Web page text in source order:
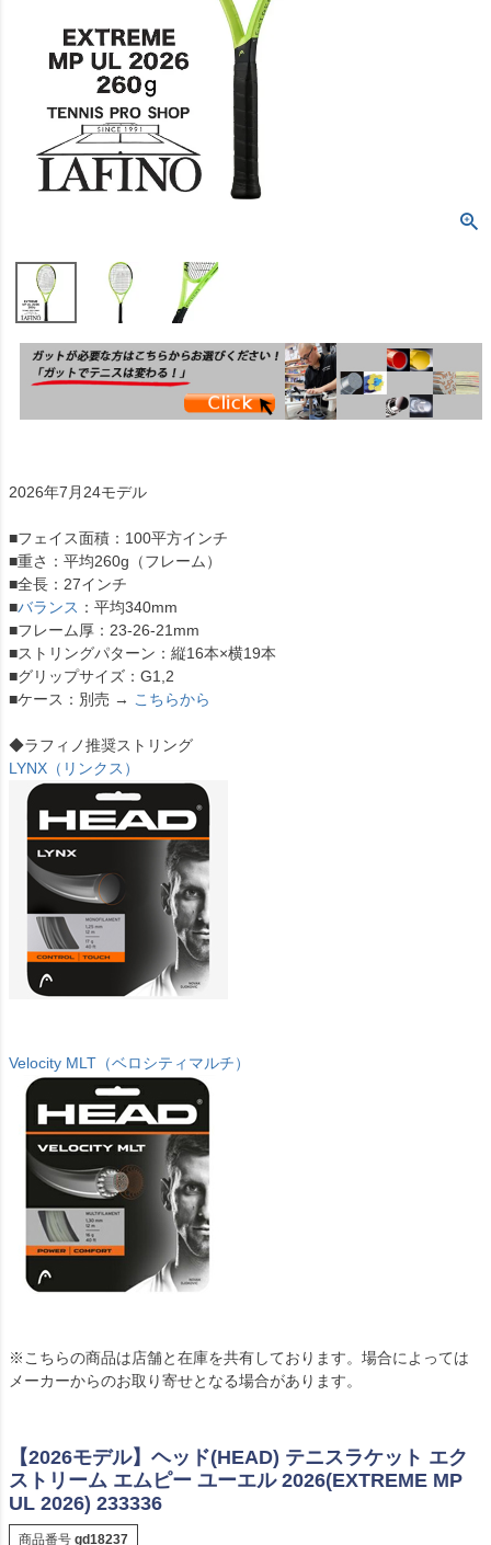
2026年7月24モデル
■フェイス面積：100平方インチ
■重さ：平均260g（フレーム）
■全長：27インチ
■バランス ：平均340mm
■フレーム厚：23-26-21mm
■ストリングパターン：縦16本×横19本
■グリップサイズ：G1,2
■ケース：別売 → こちらから
◆ラフィノ推奨ストリング
LYNX（リンクス）
Velocity MLT（ベロシティマルチ）
※こちらの商品は店舗と在庫を共有しております。場合によっては
メーカーからのお取り寄せとなる場合があります。
【2026モデル】ヘッド(HEAD) テニスラケット エク
ストリーム エムピー ユーエル 2026(EXTREME MP
UL 2026) 233336
商品番号 gd18237